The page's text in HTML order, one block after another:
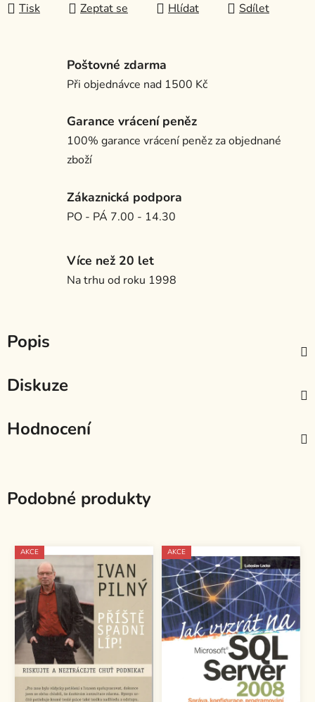
Tisk Zeptat se Hlídat Sdílet
Poštovné zdarma
Při objednávce nad 1500 Kč
Garance vrácení peněz
100% garance vrácení peněz za objednané
zboží
Zákaznická podpora
PO - PÁ 7.00 - 14.30
Více než 20 let
Na trhu od roku 1998
Popis
Diskuze
Hodnocení
Podobné produkty
AKCE AKCE